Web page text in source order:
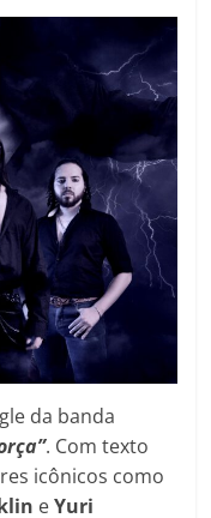
da banda
. Com texto
icônicos como
eYuri